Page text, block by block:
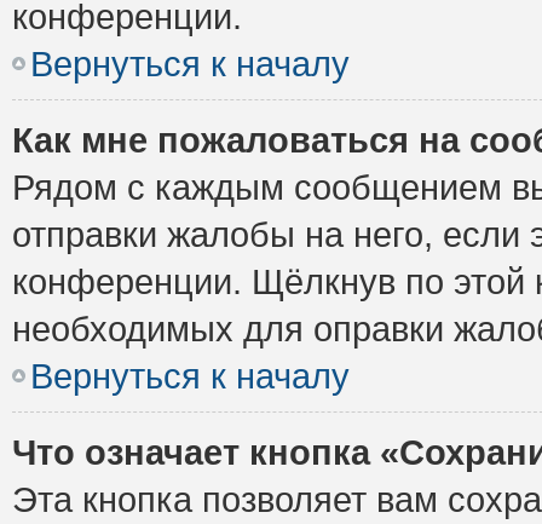
конференции.
Вернуться к началу
Как мне пожаловаться на
Рядом с каждым сообщением
отправки жалобы на него,
конференции. Щёлкнув по этой
необходимых для оправки
Вернуться к началу
Что означает кнопка
Эта кнопка позволяет вам